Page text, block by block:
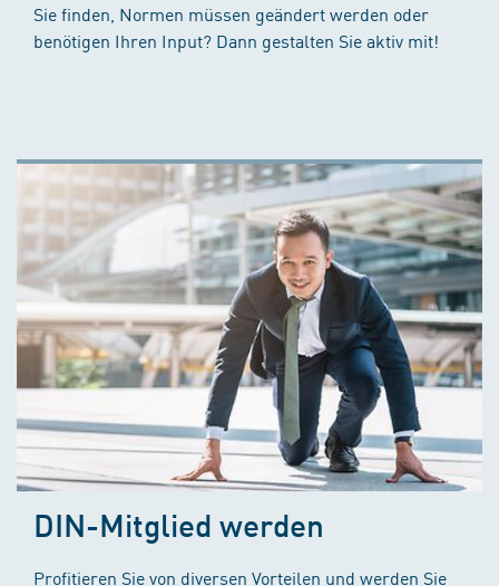
Sie finden, Normen müssen geändert werden oder
benötigen Ihren Input? Dann gestalten Sie aktiv mit!
DIN-Mitglied werden
Profitieren Sie von diversen Vorteilen und werden Sie